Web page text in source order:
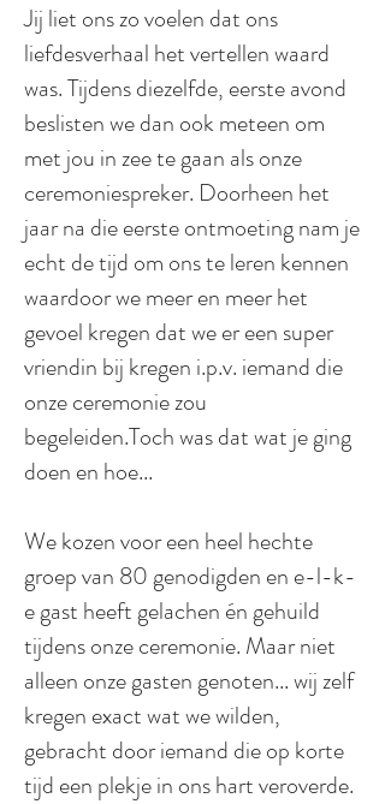
Jij liet ons zo voelen dat ons
liefdesverhaal het vertellen waard
was. Tijdens diezelfde, eerste avond
beslisten we dan ook meteen om
met jou in zee te gaan als onze
ceremoniespreker. Doorheen het
jaar na die eerste ontmoeting nam je
echt de tijd om ons te leren kennen
waardoor we meer en meer het
gevoel kregen dat we er een super
vriendin bij kregen i.p.v. iemand die
onze ceremonie zou
begeleiden.Toch was dat wat je ging
doen en hoe...
We kozen voor een heel hechte
groep van 80 genodigden en e-l-k-
e gast heeft gelachen én gehuild
tijdens onze ceremonie. Maar niet
alleen onze gasten genoten... wij zelf
kregen exact wat we wilden,
gebracht door iemand die op korte
tijd een plekje in ons hart veroverde.